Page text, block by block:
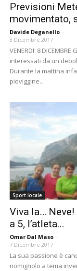
Previsioni
movimentato,
Davide Deganello -
8 Dicembre 2017
VENERDI' 8
interessati da un
Durante la mattina
pioviggine...
Sport locale
Viva la… Neve!
a 5, l’atleta...
Omar Dal Maso -
7 Dicembre 2017
La sua passione è
nomignolo a tema